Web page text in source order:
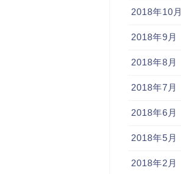
2018年10月
2018年9月
2018年8月
2018年7月
2018年6月
2018年5月
2018年2月